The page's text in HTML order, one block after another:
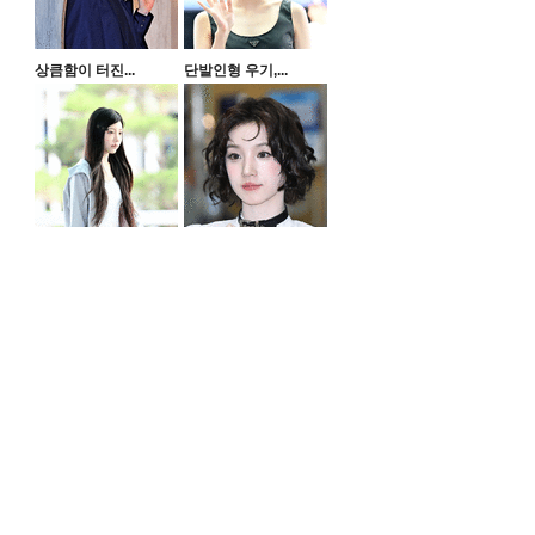
상큼함이 터진... 단발인형 우기,...